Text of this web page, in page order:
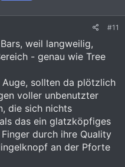
#11
weil langweilig,
- genau wie Tree
sollten da plötzlich
voller unbenutzter
die sich nichts
das ein glatzköpfiges
durch ihre Quality
an der Pforte